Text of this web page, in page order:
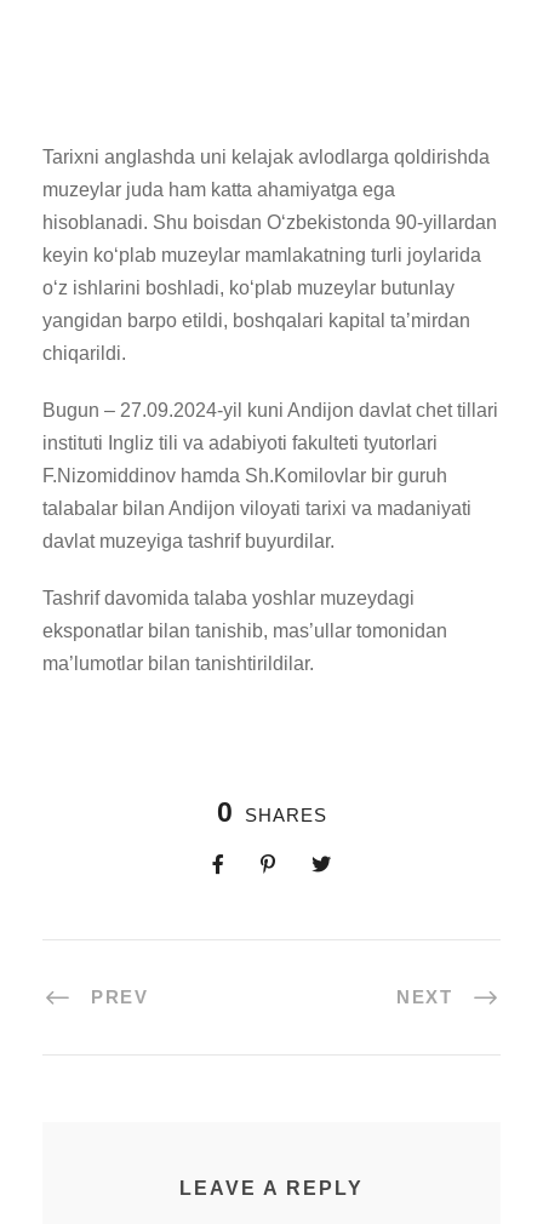
Tarixni anglashda uni kelajak avlodlarga qoldirishda
muzeylar juda ham katta ahamiyatga ega
hisoblanadi. Shu boisdan Oʻzbekistonda 90-yillardan
keyin koʻplab muzeylar mamlakatning turli joylarida
oʻz ishlarini boshladi, koʻplab muzeylar butunlay
yangidan barpo etildi, boshqalari kapital taʼmirdan
chiqarildi.
Bugun – 27.09.2024-yil kuni Andijon davlat chet tillari
instituti Ingliz tili va adabiyoti fakulteti tyutorlari
F.Nizomiddinov hamda Sh.Komilovlar bir guruh
talabalar bilan Andijon viloyati tarixi va madaniyati
davlat muzeyiga tashrif buyurdilar.
Tashrif davomida talaba yoshlar muzeydagi
eksponatlar bilan tanishib, mas’ullar tomonidan
ma’lumotlar bilan tanishtirildilar.
0 SHARES
PREV NEXT
LEAVE A REPLY